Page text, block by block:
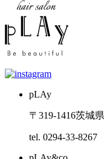
pLAy
〒319-1416茨城
tel. 0294-33-8267